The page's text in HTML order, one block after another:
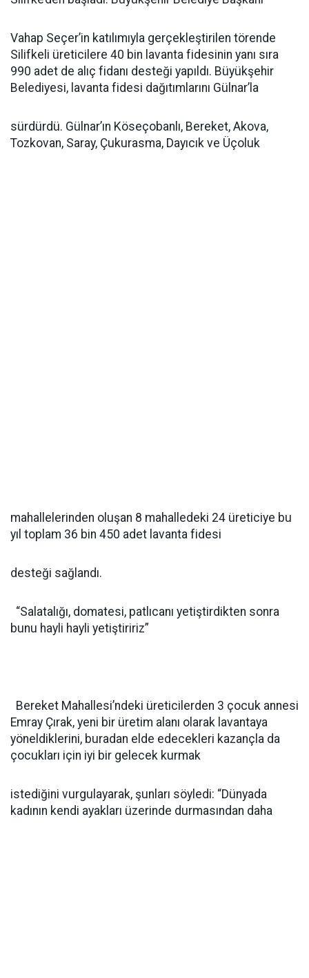
Vahap Seçer’in katılımıyla gerçekleştirilen törende
Silifkeli üreticilere 40 bin lavanta fidesinin yanı sıra
990 adet de alıç fidanı desteği yapıldı. Büyükşehir
Belediyesi, lavanta fidesi dağıtımlarını Gülnar’la
sürdürdü. Gülnar’ın Köseçobanlı, Bereket, Akova,
Tozkovan, Saray, Çukurasma, Dayıcık ve Üçoluk
mahallelerinden oluşan 8 mahalledeki 24 üreticiye bu
yıl toplam 36 bin 450 adet lavanta fidesi
desteği sağlandı.
“Salatalığı, domatesi, patlıcanı yetiştirdikten sonra
bunu hayli hayli yetiştiririz”
Bereket Mahallesi’ndeki üreticilerden 3 çocuk annesi
Emray Çırak, yeni bir üretim alanı olarak lavantaya
yöneldiklerini, buradan elde edecekleri kazançla da
çocukları için iyi bir gelecek kurmak
istediğini vurgulayarak, şunları söyledi: “Dünyada
kadının kendi ayakları üzerinde durmasından daha